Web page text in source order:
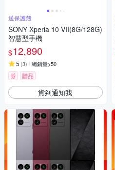
送保護殼
SONY Xperia 10 VII(8G/128G)
智慧型手機
$12,890
5 (3) 總銷量>50
券 贈品
貨到通知我